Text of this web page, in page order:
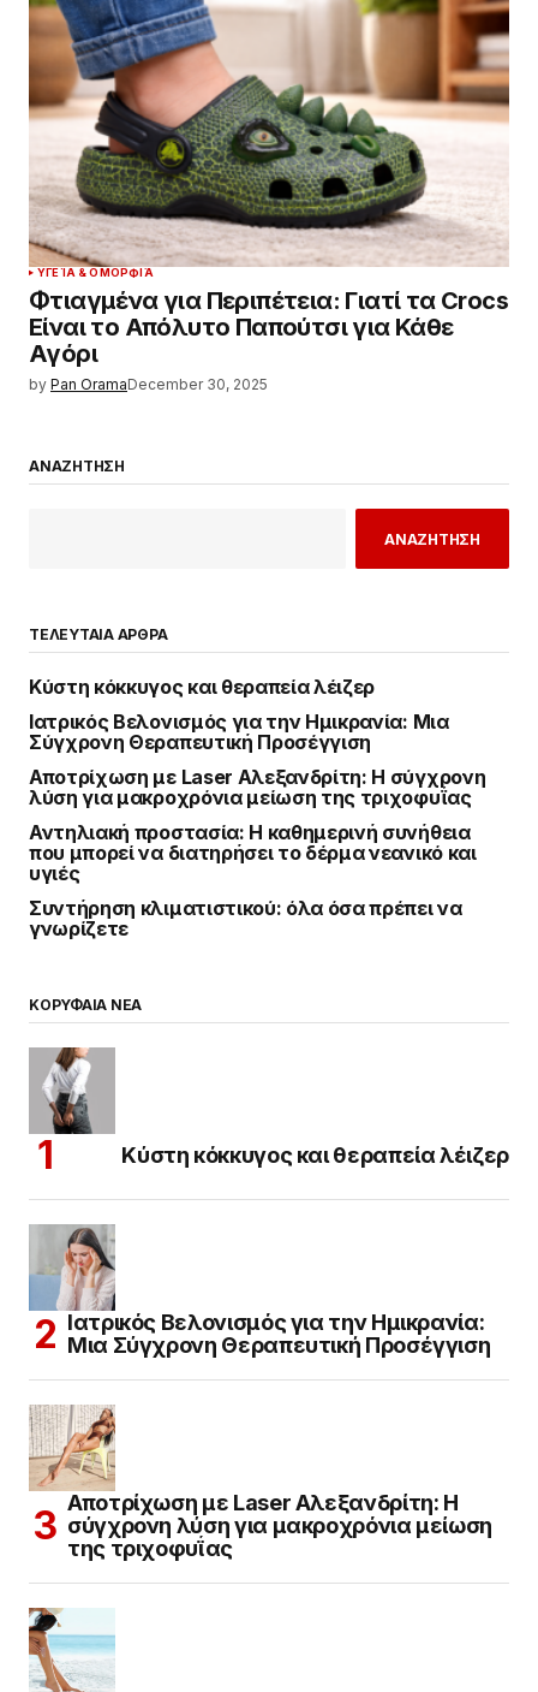
ΥΓΕΊΑ & ΟΜΟΡΦΙΆ
Φτιαγμένα για Περιπέτεια: Γιατί τα Crocs
Είναι το Απόλυτο Παπούτσι για Κάθε
Αγόρι
by Pan OramaDecember 30, 2025
ΑΝΑΖΗΤΗΣΗ
ΑΝΑΖΗΤΗΣΗ
ΤΕΛΕΥΤΑΙΑ ΑΡΘΡΑ
Κύστη κόκκυγος και θεραπεία λέιζερ
Ιατρικός Βελονισμός για την Ημικρανία: Μια
Σύγχρονη Θεραπευτική Προσέγγιση
Αποτρίχωση με Laser Αλεξανδρίτη: Η σύγχρονη
λύση για μακροχρόνια μείωση της τριχοφυΐας
Αντηλιακή προστασία: Η καθημερινή συνήθεια
που μπορεί να διατηρήσει το δέρμα νεανικό και
υγιές
Συντήρηση κλιματιστικού: όλα όσα πρέπει να
γνωρίζετε
ΚΟΡΥΦΑΙΑ ΝΕΑ
Κύστη κόκκυγος και θεραπεία λέιζερ
Ιατρικός Βελονισμός για την Ημικρανία:
Μια Σύγχρονη Θεραπευτική Προσέγγιση
Αποτρίχωση με Laser Αλεξανδρίτη: Η
σύγχρονη λύση για μακροχρόνια μείωση
της τριχοφυΐας